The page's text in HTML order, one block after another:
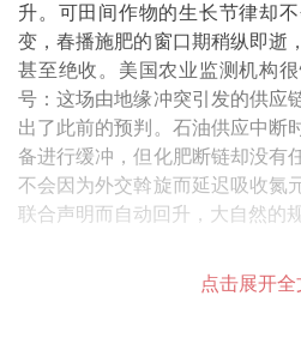
升。可田间作物的生长节律却
变，春播施肥的窗口期稍纵即逝
甚至绝收。美国农业监测机构
号：这场由地缘冲突引发的供应
出了此前的预判。石油供应中断
备进行缓冲，但化肥断链却没有
不会因为外交斡旋而延迟吸收氮
联合声明而自动回升，大自然的
点击展开全